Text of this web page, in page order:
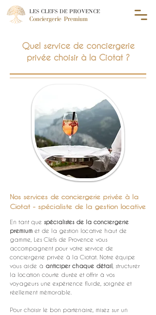
LES CLEFS DE PROVENCE
Conciergerie Premium
Quel service de conciergerie
privée choisir à la Ciotat ?
Nos services de conciergerie privée à la
Ciotat - spécialiste de la gestion locative
En tant que spécialistes de la conciergerie
premium et de la gestion locative haut de
gamme, Les Clefs de Provence vous
accompagnent pour votre service de
conciergerie privée à la Ciotat. Notre équipe
vous aide à anticiper chaque détail , structurer
la location courte durée et offrir à vos
voyageurs une expérience fluide, soignée et
réellement mémorable.
Pour choisir le bon partenaire, misez sur un